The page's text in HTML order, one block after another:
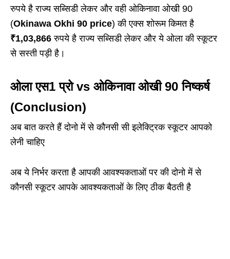
रुपये है राज्य सब्सिडी लेकर और वही ओकिनावा ओखी 90
(Okinawa Okhi 90 price) की एक्स शोरूम किमत है
₹1,03,866 रुपये है राज्य सब्सिडी लेकर और ये ओला की स्कूटर
से सस्ती पड़ी है।
ओला एस1 प्रो vs ओकिनावा ओखी 90 निष्कर्ष
(Conclusion)
अब बात करते हैं दोनो में से कौनसी सी इलेक्ट्रिक स्कूटर आपको
लेनी चाहिए
अब ये निर्भर करता है आपकी आवश्यकताओं पर की दोनो में से
कौनसी स्कूटर आपके आवश्यकताओं के लिए ठीक बैठती है